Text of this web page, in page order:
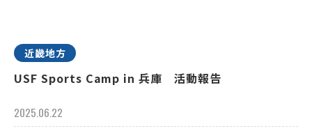
近畿地方
USF Sports Camp in 兵庫 活動報告
2025.06.22